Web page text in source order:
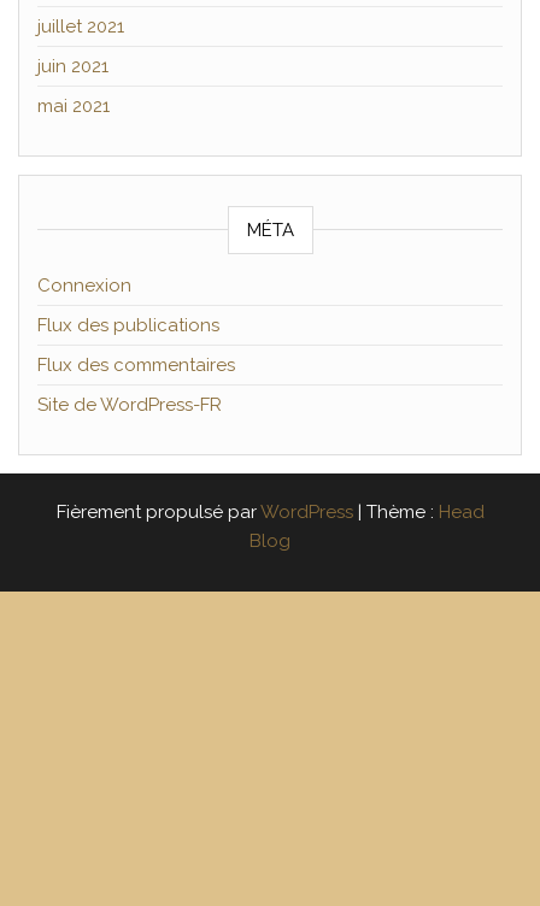
juillet 2021
juin 2021
mai 2021
MÉTA
Connexion
Flux des publications
Flux des commentaires
Site de WordPress-FR
Fièrement propulsé parWordPress Thème : Head
Blog